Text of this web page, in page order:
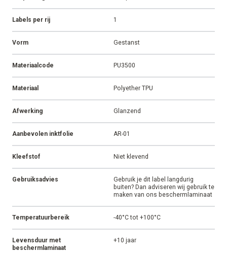
Labels per rij 1
Vorm Gestanst
Materiaalcode PU3500
Materiaal Polyether TPU
Afwerking Glanzend
Aanbevolen inktfolie AR-01
Kleefstof Niet klevend
Gebruiksadvies
Gebruik je dit label langdurig
buiten? Dan adviseren wij gebruik te
maken van ons beschermlaminaat
Temperatuurbereik -40°C tot +100°C
Levensduur met
beschermlaminaat
+10 jaar